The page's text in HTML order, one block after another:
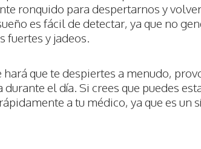
ronquido para despertarnos y
es fácil de detectar, ya que no
fuertes y jadeos.
que te despiertes a menudo,
durante el día. Si crees que puedes
a tu médico, ya que es un